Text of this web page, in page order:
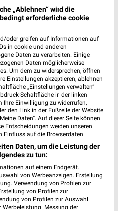
1 Prospekt
Uhr |
Geöffnet
1 Prospekt
20
Uhr | Schließt in 9 Min.
1 Prospekt
„Ablehnen“ wird die
erforderliche cookie
oder greifen auf Informationen auf
in cookie und anderen
Daten zu verarbeiten. Einige
Daten möglicherweise
Um dem zu widersprechen, öffnen
Einstellungen akzeptieren, ablehnen
„Einstellungen verwalten“
Schaltfläche in der linken
Ihre Einwilligung zu widerrufen,
den Link in der Fußzeile der Website
Daten“. Auf dieser Seite können
Entscheidungen werden unseren
Einfluss auf die Browserdaten.
Daten, um die Leistung der
zu tun:
auf einem Endgerät.
von Werbeanzeigen. Erstellung
Verwendung von Profilen zur
von Profilen zur
von Profilen zur Auswahl
Messung der